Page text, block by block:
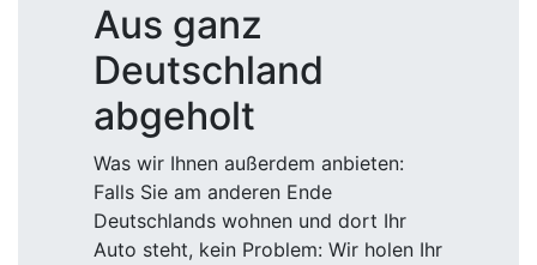
Aus ganz
Deutschland
abgeholt
Was wir Ihnen außerdem anbieten:
Falls Sie am anderen Ende
Deutschlands wohnen und dort Ihr
Auto steht, kein Problem: Wir holen Ihr